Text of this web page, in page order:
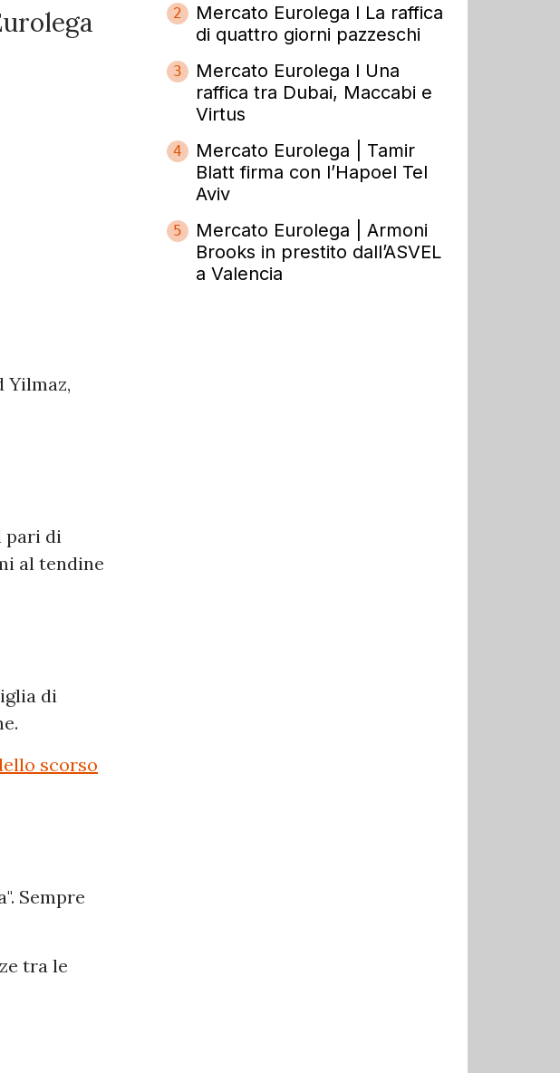
Yilmaz,
pari di
al tendine
di
scorso
Sempre
tra le
2
Mercato Eurolega l La raffica
di quattro giorni pazzeschi
3
Mercato Eurolega l Una
raffica tra Dubai, Maccabi e
Virtus
4
Mercato Eurolega | Tamir
Blatt firma con l’Hapoel Tel
Aviv
5
Mercato Eurolega | Armoni
Brooks in prestito dall’ASVEL
a Valencia